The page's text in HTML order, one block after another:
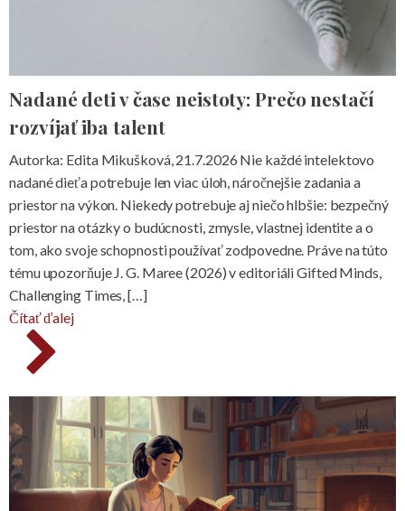
Nadané deti v čase neistoty: Prečo nestačí
rozvíjať iba talent
Autorka: Edita Mikušková, 21.7.2026 Nie každé intelektovo
nadané dieťa potrebuje len viac úloh, náročnejšie zadania a
priestor na výkon. Niekedy potrebuje aj niečo hlbšie: bezpečný
priestor na otázky o budúcnosti, zmysle, vlastnej identite a o
tom, ako svoje schopnosti používať zodpovedne. Práve na túto
tému upozorňuje J. G. Maree (2026) v editoriáli Gifted Minds,
Challenging Times, […]
Čítať ďalej